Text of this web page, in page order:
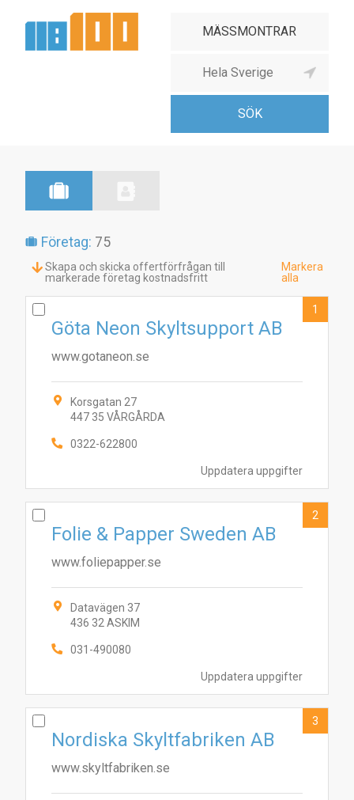
Företag: 75
Skapa och skicka offertförfrågan till
markerade företag kostnadsfritt
Markera
alla
Uppdatera uppgifter
Göta Neon Skyltsupport AB
www.gotaneon.se
Korsgatan 27
447 35 VÅRGÅRDA
0322-622800
1
Uppdatera uppgifter
Folie & Papper Sweden AB
www.foliepapper.se
Datavägen 37
436 32 ASKIM
031-490080
2
Nordiska Skyltfabriken AB
www.skyltfabriken.se
3